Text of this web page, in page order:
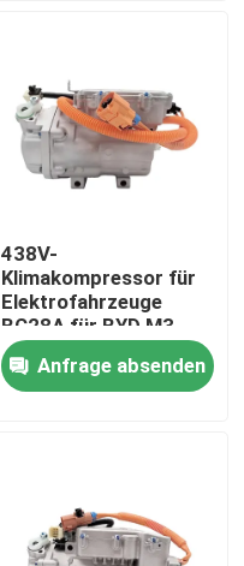
438V-
Klimakompressor für
Elektrofahrzeuge
BC28A für BYD M3
OEM VBEI-8103020
Anfrage absenden